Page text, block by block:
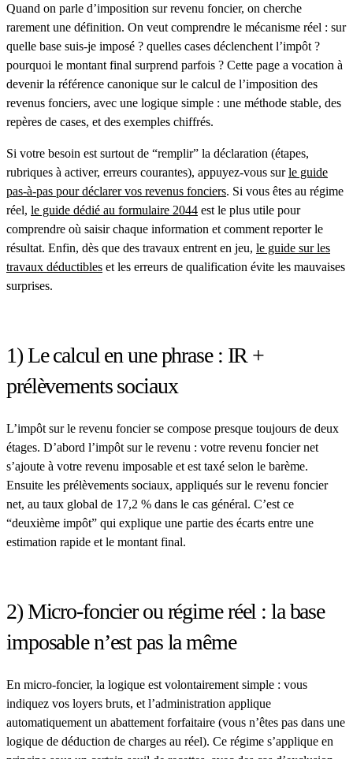
Quand on parle d’imposition sur revenu foncier, on cherche
rarement une définition. On veut comprendre le mécanisme réel : sur
quelle base suis-je imposé ? quelles cases déclenchent l’impôt ?
pourquoi le montant final surprend parfois ? Cette page a vocation à
devenir la référence canonique sur le calcul de l’imposition des
revenus fonciers, avec une logique simple : une méthode stable, des
repères de cases, et des exemples chiffrés.
Si votre besoin est surtout de “remplir” la déclaration (étapes,
rubriques à activer, erreurs courantes), appuyez-vous surle guide
pas-à-pas pour déclarer vos revenus fonciers. Si vous êtes au régime
réel, le guide dédié au formulaire 2044 est le plus utile pour
comprendre où saisir chaque information et comment reporter le
résultat. Enfin, dès que des travaux entrent en jeu, le guide sur les
travaux déductibles et les erreurs de qualification évite les mauvaises
surprises.
1) Le calcul en une phrase : IR +
prélèvements sociaux
L’impôt sur le revenu foncier se compose presque toujours de deux
étages. D’abord l’impôt sur le revenu : votre revenu foncier net
s’ajoute à votre revenu imposable et est taxé selon le barème.
Ensuite les prélèvements sociaux, appliqués sur le revenu foncier
net, au taux global de 17,2 % dans le cas général. C’est ce
“deuxième impôt” qui explique une partie des écarts entre une
estimation rapide et le montant final.
2) Micro-foncier ou régime réel : la base
imposable n’est pas la même
En micro-foncier, la logique est volontairement simple : vous
indiquez vos loyers bruts, et l’administration applique
automatiquement un abattement forfaitaire (vous n’êtes pas dans une
logique de déduction de charges au réel). Ce régime s’applique en